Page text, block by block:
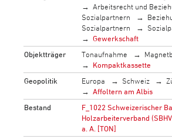
Arbeitsrecht und
Sozialpartnern
Sozialpartnern
Gewerkschaft
Objektträger
Tonaufnahme
Kompaktkassette
Geopolitik
Europa Schweiz
Affoltern am Albis
Bestand
F_1022 Schweizerischer
Holzarbeiterverband
a. A. [TON]